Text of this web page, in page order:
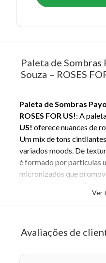
Paleta de
Souza – ROSES
Paleta de Sombras
ROSES FOR US!: A
US! oferece nuances de
Um mix de tons
variados moods. De
é formado por partículas
micronizados que
de alto impacto. São
intenso e deslumbrante, e
Ver
Avaliações de